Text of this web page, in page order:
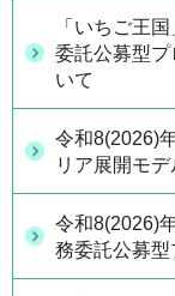
「いちご王
委託公募型
いて
令和8(2026)
リア展開モ
令和8(2026)
務委託公募